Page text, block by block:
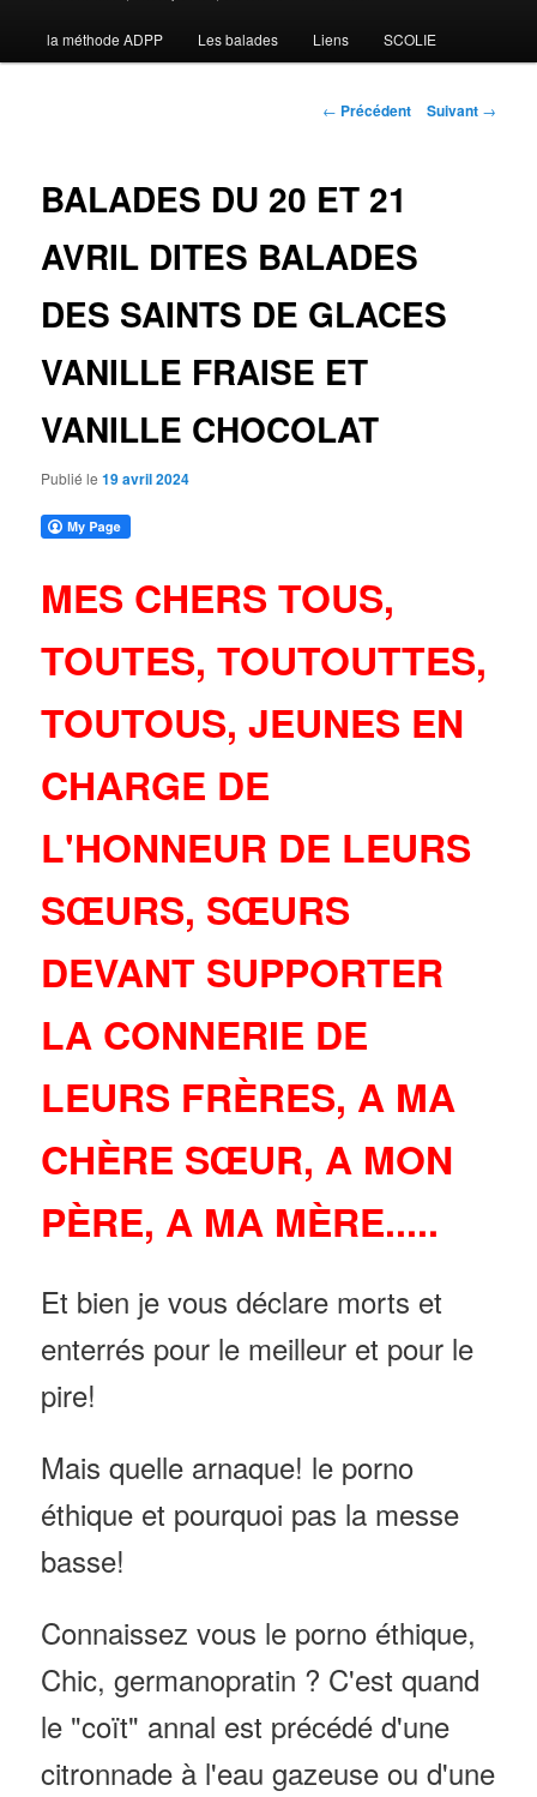
contenu
la méthode ADPP Les balades Liens SCOLIE
Navigation
← Précédent Suivant →
BALADES DU 20 ET 21
AVRIL DITES BALADES
DES SAINTS DE GLACES
VANILLE FRAISE ET
VANILLE CHOCOLAT
Publié le19 avril 2024
MES CHERS TOUS,
TOUTES, TOUTOUTTES,
TOUTOUS, JEUNES EN
CHARGE DE
L'HONNEUR DE LEURS
SŒURS, SŒURS
DEVANT SUPPORTER
LA CONNERIE DE
LEURS FRÈRES, A MA
CHÈRE SŒUR, A MON
PÈRE, A MA MÈRE.....
Et bien je vous déclare morts et
enterrés pour le meilleur et pour le
pire!
Mais quelle arnaque! le porno
éthique et pourquoi pas la messe
basse!
Connaissez vous le porno éthique,
Chic, germanopratin ? C'est quand
le "coït" annal est précédé d'une
citronnade à l'eau gazeuse ou d'une